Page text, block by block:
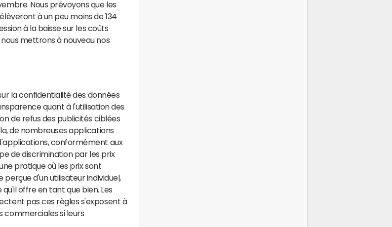
Nous prévoyons que les
à un peu moins de 134
à la baisse sur les coûts
mettrons à nouveau nos
la confidentialité des données
quant à l'utilisation des
de refus des publicités ciblées
de nombreuses applications
conformément aux
de discrimination par les prix
pratique où les prix sont
d'un utilisateur individuel,
offre en tant que bien. Les
pas ces règles s'exposent à
commerciales si leurs